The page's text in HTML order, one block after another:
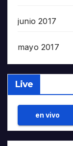
junio 2017
mayo 2017
Live
en vivo